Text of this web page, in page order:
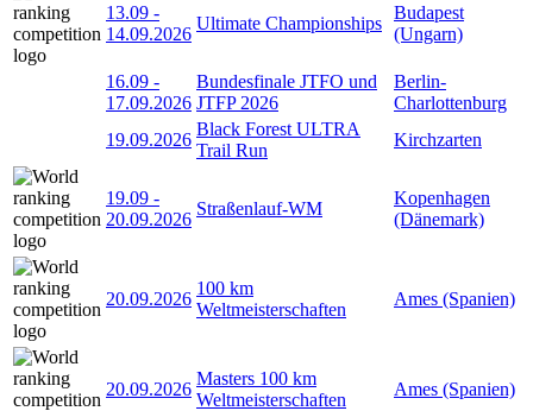
13.09 -
14.09.2026
Ultimate Championships
Budapest
(Ungarn)
16.09 -
17.09.2026
Bundesfinale JTFO und
JTFP 2026
Berlin-
Charlottenburg
19.09.2026
Black Forest ULTRA
Trail Run
Kirchzarten
19.09 -
20.09.2026
Straßenlauf-WM
Kopenhagen
(Dänemark)
20.09.2026
100 km
Weltmeisterschaften
Ames (Spanien)
20.09.2026
Masters 100 km
Weltmeisterschaften
Ames (Spanien)